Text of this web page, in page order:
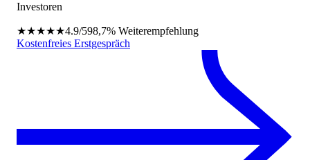
Investoren
★★★★★4.9/598,7% Weiterempfehlung
Kostenfreies Erstgespräch